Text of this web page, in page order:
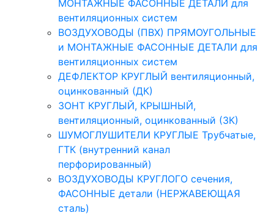
МОНТАЖНЫЕ ФАСОННЫЕ ДЕТАЛИ для
вентиляционных систем
ВОЗДУХОВОДЫ (ПВХ) ПРЯМОУГОЛЬНЫЕ
и МОНТАЖНЫЕ ФАСОННЫЕ ДЕТАЛИ для
вентиляционных систем
ДЕФЛЕКТОР КРУГЛЫЙ вентиляционный,
оцинкованный (ДК)
ЗОНТ КРУГЛЫЙ, КРЫШНЫЙ,
вентиляционный, оцинкованный (ЗК)
ШУМОГЛУШИТЕЛИ КРУГЛЫЕ Трубчатые,
ГТК (внутренний канал
перфорированный)
ВОЗДУХОВОДЫ КРУГЛОГО сечения,
ФАСОННЫЕ детали (НЕРЖАВЕЮЩАЯ
сталь)